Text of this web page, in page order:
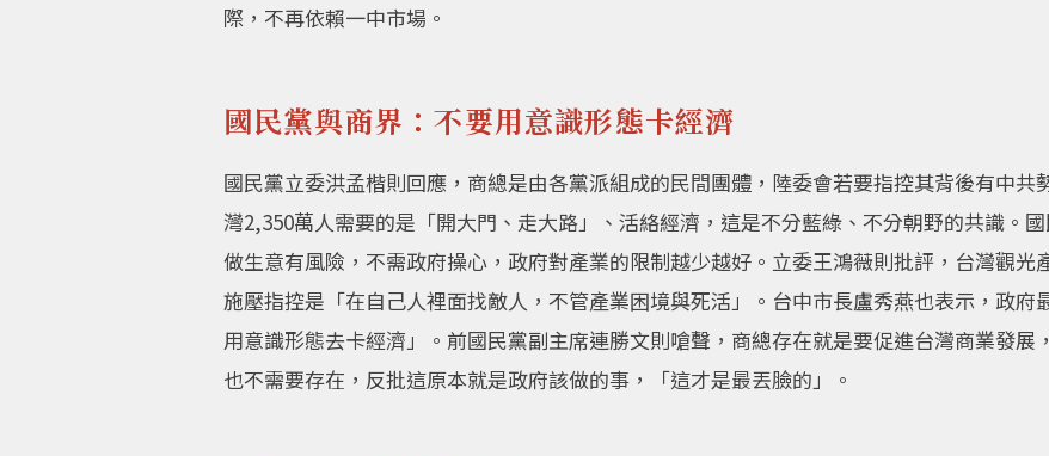
際，不再依賴一中市場。
國民黨與商界：不要用意識形態卡經濟
國民黨立委洪孟楷則回應，商總是由各黨派組成的民間團體，陸委會若要指控其背後有中共
灣2,350萬人需要的是「開大門、走大路」、活絡經濟，這是不分藍綠、不分朝野的共識。
做生意有風險，不需政府操心，政府對產業的限制越少越好。立委王鴻薇則批評，台灣觀光
施壓指控是「在自己人裡面找敵人，不管產業困境與死活」。台中市長盧秀燕也表示，政府
用意識形態去卡經濟」。前國民黨副主席連勝文則嗆聲，商總存在就是要促進台灣商業發展
也不需要存在，反批這原本就是政府該做的事，「這才是最丟臉的」。